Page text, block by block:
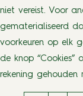
niet vereist. Voor
gematerialiseerd
voorkeuren op elk
de knop
rekening gehouden